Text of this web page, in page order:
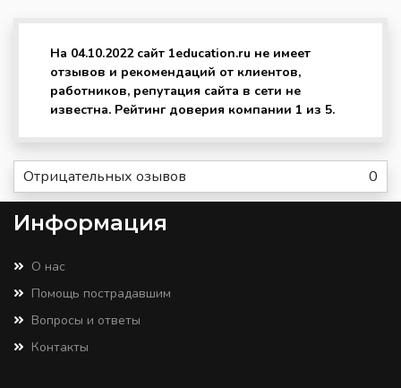
На 04.10.2022 сайт 1education.ru не имеет
отзывов и рекомендаций от клиентов,
работников, репутация сайта в сети не
известна. Рейтинг доверия компании 1 из 5.
Отрицательных озывов 0
Информация
О нас
Помощь пострадавшим
Вопросы и ответы
Контакты